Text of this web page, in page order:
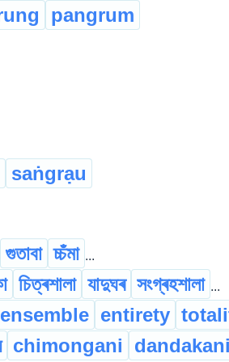
pangrum
saṅgrạu
গুতাবা চ্চঁমা ...
চিত্ৰশালা যাদুঘৰ সংগ্ৰহশালা ...
ensemble entirety
chimongani dandakani